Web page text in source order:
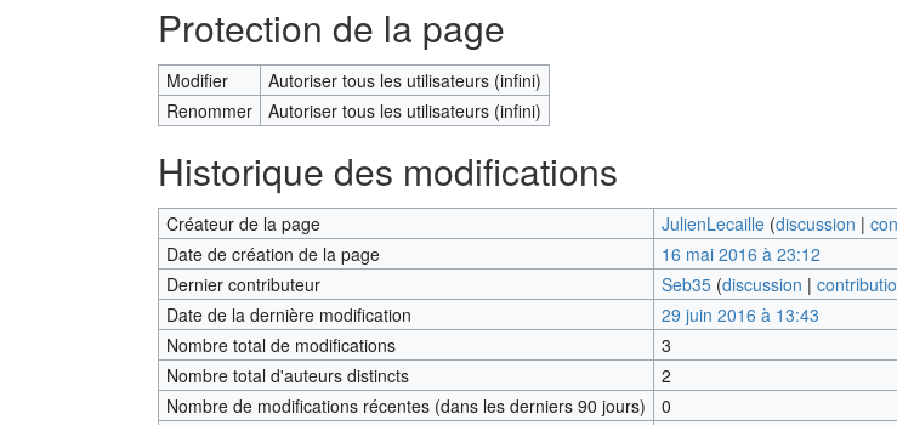
Protection de la page
Modifier
Autoriser tous les utilisateurs (infini)
Renommer
Autoriser tous les utilisateurs (infini)
Historique des modifications
Créateur de la page JulienLecaille (discussion |
Date de création de la page
16 mai 2016 à 23:12
Dernier contributeur
Seb35 (discussion |
Date de la dernière modification
29 juin 2016 à 13:43
Nombre total de modifications
3
Nombre total d'auteurs distincts
2
Nombre de modifications récentes (dans les derniers 90 jours)
0